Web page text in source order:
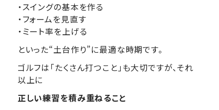
・スイングの基本を作る
・フォームを見直す
・ミート率を上げる
といった“土台作り”に最適な時期です。
ゴルフは「たくさん打つこと」も大切ですが、それ
以上に
正しい練習を積み重ねること